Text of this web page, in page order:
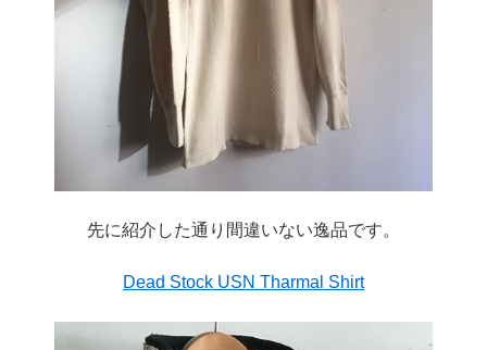
先に紹介した通り間違いない逸品です。
Dead Stock USN Tharmal Shirt